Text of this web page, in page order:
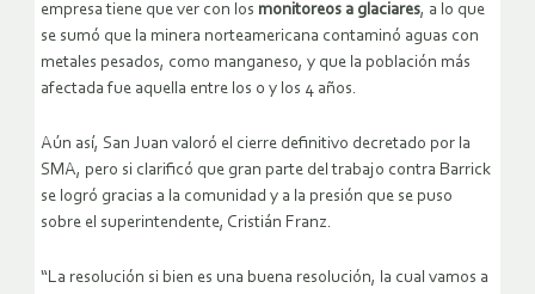
empresa tiene que ver con los monitoreos a glaciares, a lo que
se sumó que la minera norteamericana contaminó aguas con
metales pesados, como manganeso, y que la población más
afectada fue aquella entre los 0 y los 4 años.
Aún así, San Juan valoró el cierre definitivo decretado por la
SMA, pero si clarificó que gran parte del trabajo contra Barrick
se logró gracias a la comunidad y a la presión que se puso
sobre el superintendente, Cristián Franz.
“La resolución si bien es una buena resolución, la cual vamos a